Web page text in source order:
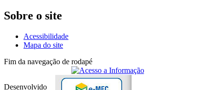
Sobre o site
Acessibilidade
Mapa do site
Fim da navegação de rodapé
Desenvolvido